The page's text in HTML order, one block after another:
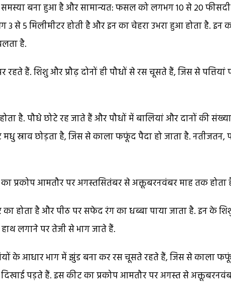
बना हुआ है और सामान्यत: फसल को लगभग 10 से 20
से 5 मिलीमीटर होती है और इन का चेहरा उभरा हुआ होता है. इन
है.
रहते हैं. शिशु और प्रौढ़ दोनों ही पौधों से रस चूसते हैं, जिस से पत्तियां
है. पौधे छोटे रह जाते हैं और पौधों में बालियां और दानों की
स्राव छोड़ता है, जिस से काला फफूंद पैदा हो जाता है. नतीजतन,
प्रकोप आमतौर पर अगस्तसितंबर से अक्तूबरनवंबर माह तक होता
होता है और पीठ पर सफेद रंग का धब्बा पाया जाता है. इन के
लगाने पर तेजी से भाग जाते हैं.
के आधार भाग में झुंड बना कर रस चूसते रहते हैं, जिस से काला
पड़ते हैं. इस कीट का प्रकोप आमतौर पर अगस्त से